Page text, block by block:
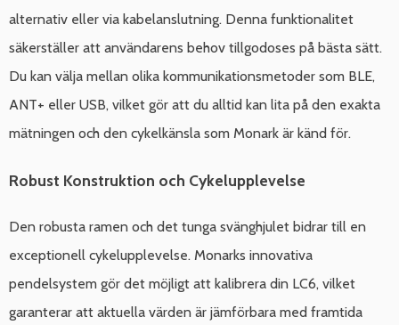
alternativ eller via kabelanslutning. Denna funktionalitet
säkerställer att användarens behov tillgodoses på bästa sätt.
Du kan välja mellan olika kommunikationsmetoder som BLE,
ANT+ eller USB, vilket gör att du alltid kan lita på den exakta
mätningen och den cykelkänsla som Monark är känd för.
Robust Konstruktion och Cykelupplevelse
Den robusta ramen och det tunga svänghjulet bidrar till en
exceptionell cykelupplevelse. Monarks innovativa
pendelsystem gör det möjligt att kalibrera din LC6, vilket
garanterar att aktuella värden är jämförbara med framtida